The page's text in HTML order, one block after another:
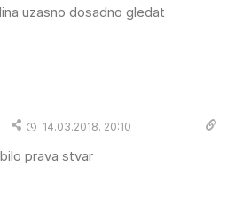
uzasno dosadno gledat
14.03.2018. 20:10
prava stvar